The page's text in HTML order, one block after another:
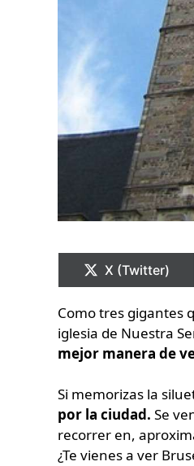
en
X (Twitter)
Como tres gigantes
iglesia de Nuestra
mejor manera de
Si memorizas la
por la ciudad. Se
recorrer en,
¿Te vienes a ver
en